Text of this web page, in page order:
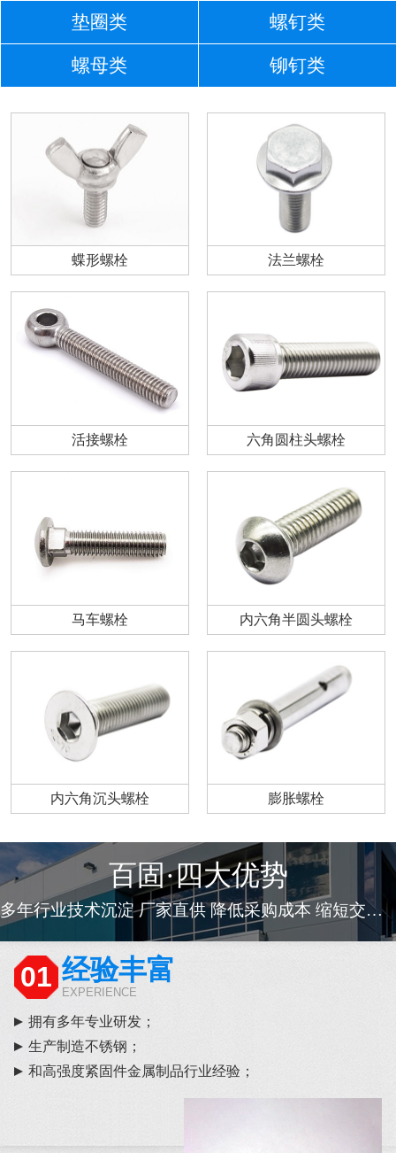
垫圈类 螺钉类
螺母类 铆钉类
蝶形螺栓 法兰螺栓
活接螺栓 六角圆柱头螺栓
马车螺栓 内六角半圆头螺栓
内六角沉头螺栓 膨胀螺栓
百固·四大优势
多年行业技术沉淀 厂家直供 降低采购成本 缩短交货周期
01 经验丰富
EXPERIENCE
拥有多年专业研发；
生产制造不锈钢；
和高强度紧固件金属制品行业经验；